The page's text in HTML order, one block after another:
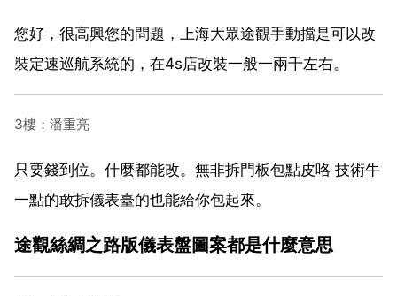
您好，很高興您的問題，上海大眾途觀手動擋是可以改
裝定速巡航系統的，在4s店改裝一般一兩千左右。
3樓：潘重亮
只要錢到位。什麼都能改。無非拆門板包點皮咯 技術牛
一點的敢拆儀表臺的也能給你包起來。
途觀絲綢之路版儀表盤圖案都是什麼意思